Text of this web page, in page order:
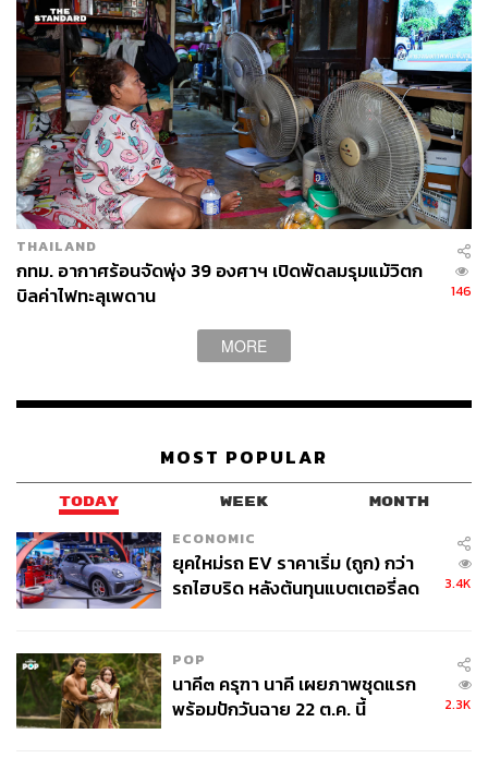
THAILAND
กทม. อากาศร้อนจัดพุ่ง 39 องศาฯ เปิดพัดลมรุมแม้วิตก
บิลค่าไฟทะลุเพดาน
146
MORE
MOST POPULAR
TODAY WEEK MONTH
ECONOMIC
ยุคใหม่รถ EV ราคาเริ่ม (ถูก) กว่า
รถไฮบริด หลังต้นทุนแบตเตอรี่ลด
3.4K
POP
นาคี๓ ครุฑา นาคี เผยภาพชุดแรก
พร้อมปักวันฉาย 22 ต.ค. นี้
2.3K